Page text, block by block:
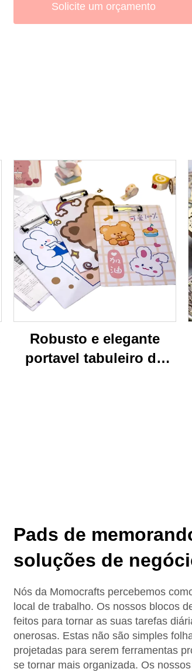
Solicite um orçamento
Robusto e elegante
portavel tabuleiro de
Pads de
soluções de
Nós da Momocrafts percebemos
local de trabalho. Os nossos blocos
feitos para tornar as suas tarefas
onerosas. Estas não são simples
projetadas para serem ferramentas
se tornar mais organizada. Os